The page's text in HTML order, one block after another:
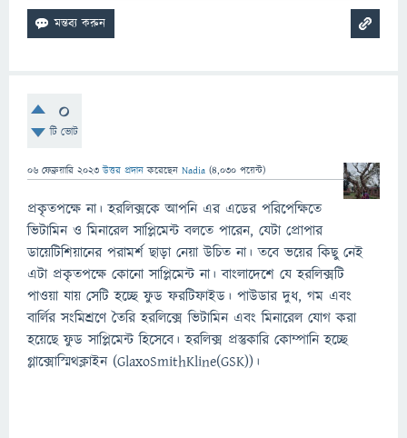
0
টি ভোট
06 ফেব্রুয়ারি 2023 উত্তর প্রদান করেছেন Nadia (4,030 পয়েন্ট)
প্রকৃতপক্ষে না। হরলিক্সকে আপনি এর এডের পরিপেক্ষিতে
ভিটামিন ও মিনারেল সাপ্লিমেন্ট বলতে পারেন, যেটা প্রোপার
ডায়েটিশিয়ানের পরামর্শ ছাড়া নেয়া উচিত না। তবে ভয়ের কিছু নেই
এটা প্রকৃতপক্ষে কোনো সাপ্লিমেন্ট না। বাংলাদেশে যে হরলিক্সটি
পাওয়া যায় সেটি হচ্ছে ফুড ফরটিফাইড। পাউডার দুধ, গম এবং
বার্লির সংমিশ্রণে তৈরি হরলিক্সে ভিটামিন এবং মিনারেল যোগ করা
হয়েছে ফুড সাপ্লিমেন্ট হিসেবে। হরলিক্স প্রস্তুকারি কোম্পানি হচ্ছে
গ্লাক্সোস্মিথক্লাইন (GlaxoSmithKline(GSK))।